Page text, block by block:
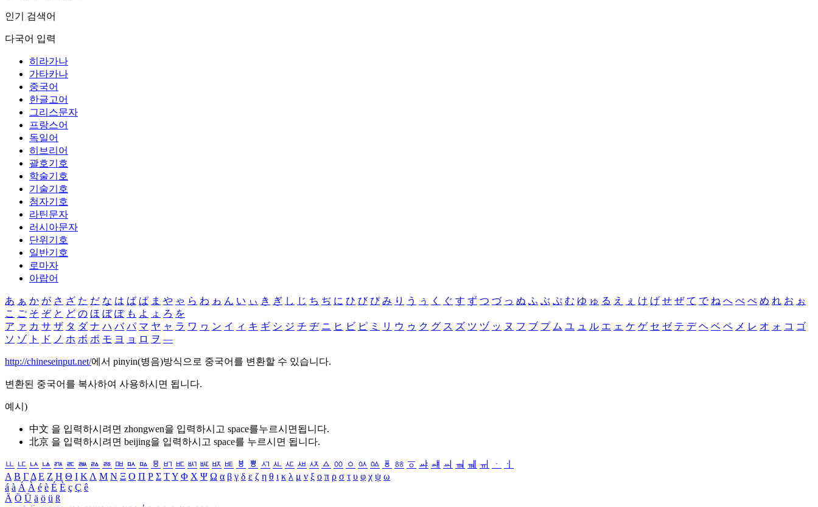
인기 검색어
다국어 입력
히라가나
가타카나
중국어
한글고어
그리스문자
프랑스어
독일어
히브리어
괄호기호
학술기호
기술기호
첨자기호
라틴문자
러시아문자
단위기호
일반기호
로마자
아랍어
あ ぁ か が さ ざ た だ な は ば ぱ ま や ゃ ら わ ゎ ん い ぃ き ぎ し じ ち ぢ に ひ び ぴ み り う ぅ く ぐ す ず つ づ っ ぬ ふ ぶ ぷ む ゆ ゅ る え ぇ け げ せ ぜ て で ね へ べ ぺ め れ お ぉ
こ ご そ ぞ と ど の ほ ぼ ぽ も よ ょ ろ を
ア ァ カ サ ザ タ ダ ナ ハ バ パ マ ヤ ャ ラ ワ ヮ ン イ ィ キ ギ シ ジ チ ヂ ニ ヒ ビ ピ ミ リ ウ ゥ ク グ ス ズ ツ ヅ ッ ヌ フ ブ プ ム ユ ュ ル エ ェ ケ ゲ セ ゼ テ デ ヘ ベ ペ メ レ オ ォ コ ゴ
ソ ゾ ト ド ノ ホ ボ ポ モ ヨ ョ ロ ヲ ―
http://chineseinput.net/에서 pinyin(병음)방식으로 중국어를 변환할 수 있습니다.
변환된 중국어를 복사하여 사용하시면 됩니다.
예시)
中文 을 입력하시려면 zhongwen을 입력하시고 space를누르시면됩니다.
北京 을 입력하시려면 beijing을 입력하시고 space를 누르시면 됩니다.
ㅥ ㅦ ㅧ ㅨ ㅩ ㅪ ㅫ ㅬ ㅭ ㅮ ㅯ ㅰ ㅱ ㅲ ㅳ ㅴ ㅵ ㅶ ㅷ ㅸ ㅹ ㅺ ㅻ ㅼ ㅽ ㅾ ㅿ ㆀ ㆁ ㆂ ㆃ ㆄ ㆅ ㆆ ㆇ ㆈ ㆉ ㆊ ㆋ ㆌ ㆍ
ㆎ
Α Β ΓΔ Ε Ζ Η Θ Ι ΚΛ Μ Ν Ξ Ο Π Ρ Σ ΤΥ Φ Χ Ψ Ω α β γ δ ε ζ η θ ι κ λ μ ν ξ ο π ρ σ τ υ φ χ ψ ω
á à Á À é è É È ç Ç ê
Ä Ö Ü ä ö ü ß